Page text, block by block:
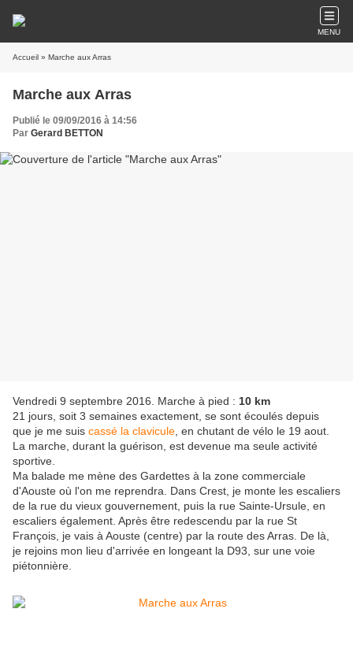
MENU
Accueil » Marche aux Arras
Marche aux Arras
Publié le 09/09/2016 à 14:56
Par Gerard BETTON
Vendredi 9 septembre 2016. Marche à pied : 10 km
21 jours, soit 3 semaines exactement, se sont écoulés depuis
que je me suis cassé la clavicule , en chutant de vélo le 19 aout.
La marche, durant la guérison, est devenue ma seule activité
sportive.
Ma balade me mène des Gardettes à la zone commerciale
d'Aouste où l'on me reprendra. Dans Crest, je monte les escaliers
de la rue du vieux gouvernement, puis la rue Sainte-Ursule, en
escaliers également. Après être redescendu par la rue St
François, je vais à Aouste (centre) par la route des Arras. De là,
je rejoins mon lieu d'arrivée en longeant la D93, sur une voie
piétonnière.